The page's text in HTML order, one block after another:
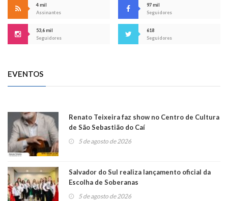
4 mil
Assinantes
97 mil
Seguidores
53,6 mil
Seguidores
618
Seguidores
EVENTOS
Renato Teixeira faz show no Centro de Cultura
de São Sebastião do Caí
5 de agosto de 2026
Salvador do Sul realiza lançamento oficial da
Escolha de Soberanas
5 de agosto de 2026